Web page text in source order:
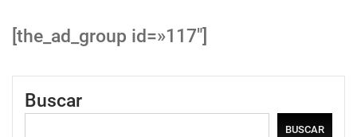
[the_ad_group id=»117″]
Buscar
BUSCAR